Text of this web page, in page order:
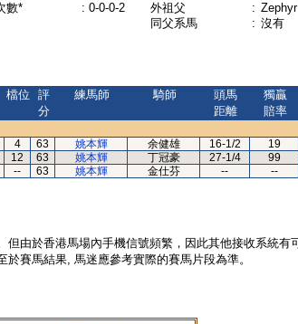
數*
: 0-0-0-2
外祖父
:
同父系馬
: 沒有
檔位
評
分
練馬師 騎師
頭馬
距離
獨贏
賠率
4 63 姚本輝 余健雄 16-1/2 19
12 63 姚本輝 丁冠豪 27-1/4 99
-- 63 姚本輝 金仕芬 -- --
由於香港馬場內手機信號頻繁，因此其他接收系統
賽馬結果, 馬迷應參考實際的賽馬片段為準。